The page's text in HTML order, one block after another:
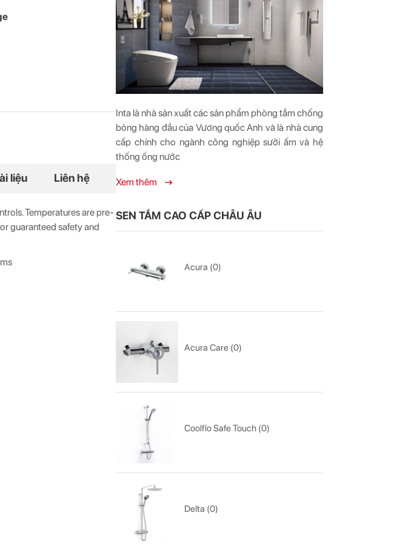
liệu Liên hệ
Temperatures are pre-
guaranteed safety and
Inta là nhà sản xuất các sản phẩm phòng tắm chống
bỏng hàng đầu của Vương quốc Anh và là nhà cung
cấp chính cho ngành công nghiệp sưởi ấm và hệ
thống ống nước
Xem thêm
SEN TẮM CAO CẤP CHÂU ÂU
Acura (0)
Acura Care (0)
Coolflo Safe Touch (0)
Delta (0)